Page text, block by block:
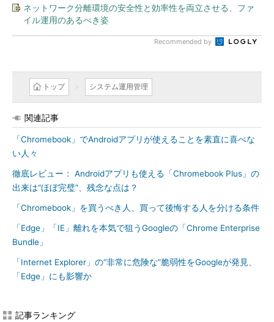
ネットワーク分離環境の安全性と効率性を両立させる、ファ
イル運用のあるべき姿
Recommended by
トップ システム運用管理
関連記事
「Chromebook」でAndroidアプリが使えることを素直に喜べな
い人々
徹底レビュー： Androidアプリも使える「Chromebook Plus」の
出来は“ほぼ完璧”、残念な点は？
「Chromebook」を買うべき人、買って後悔する人を分ける条件
「Edge」「IE」離れを本気で狙うGoogleの「Chrome Enterprise
Bundle」
「Internet Explorer」の“非常に危険な”脆弱性をGoogleが発見、
「Edge」にも影響か
記事ランキング